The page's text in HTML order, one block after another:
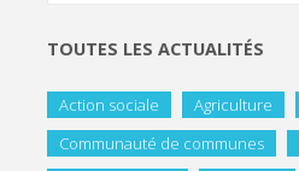
TOUTES LES ACTUALITÉS
Action sociale Agriculture
Communauté de communes